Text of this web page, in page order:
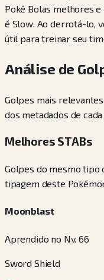
Poké Bolas melhores
é Slow. Ao derrotá-lo,
útil para treinar seu
Análise de
Golpes mais
dos metadados de
Melhores STABs
Golpes do mesmo tipo
tipagem deste
Moonblast
Aprendido no Nv. 66
Sword Shield